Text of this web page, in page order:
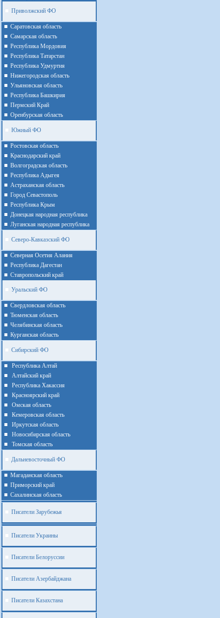
Приволжский ФО
Cаратовская область
Cамарская область
Республика Мордовия
Республика Татарстан
Республика Удмуртия
Нижегородская область
Ульяновская область
Республика Башкирия
Пермский Край
Оренбурская область
Южный ФО
Ростовская область
Краснодарский край
Волгоградская область
Республика Адыгея
Астраханская область
Город Севастополь
Республика Крым
Донецкая народная республика
Луганская народная республика
Северо-Кавказский ФО
Северная Осетия Алания
Республика Дагестан
Ставропольский край
Уральский ФО
Cвердловская область
Тюменская область
Челябинская область
Курганская область
Сибирский ФО
Республика Алтай
Алтайcкий край
Республика Хакассия
Красноярский край
Омская область
Кемеровская область
Иркутская область
Новосибирская область
Томская область
Дальневосточный ФО
Магаданская область
Приморский край
Cахалинская область
Писатели Зарубежья
Писатели Украины
Писатели Белоруссии
Писатели Азербайджана
Писатели Казахстана